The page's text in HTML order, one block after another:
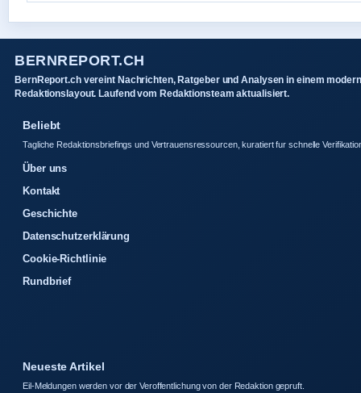
BERNREPORT.CH
BernReport.ch vereint Nachrichten, Ratgeber und Analysen in einem
Redaktionslayout. Laufend vom Redaktionsteam aktualisiert.
Beliebt
Tagliche Redaktionsbriefings und Vertrauensressourcen, kuratiert fur schnelle
Über uns
Kontakt
Geschichte
Datenschutzerklärung
Cookie-Richtlinie
Rundbrief
Neueste Artikel
Eil-Meldungen werden vor der Veroffentlichung von der Redaktion gepruft.